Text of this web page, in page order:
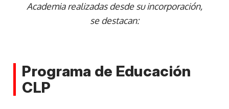
Academia realizadas desde su incorporación,
se destacan:
Programa de Educación
CLP